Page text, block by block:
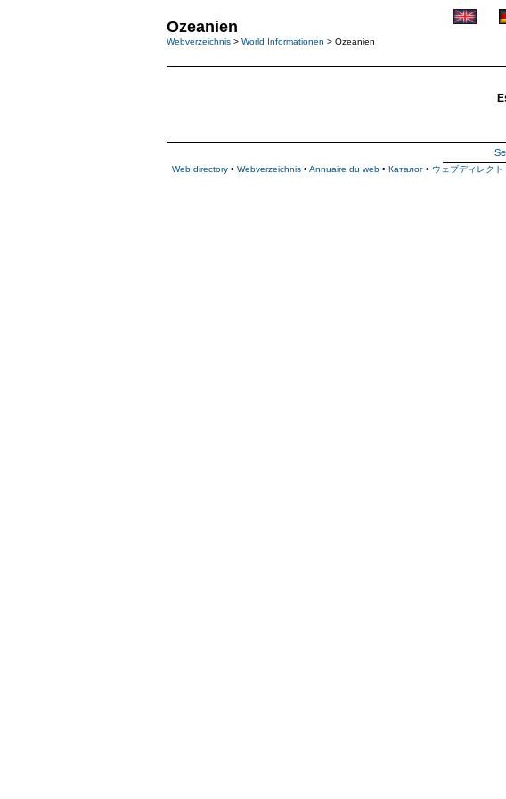
Ozeanien
Webverzeichnis > World Informationen > Ozeanien
Web directory • Webverzeichnis • Annuaire du web • Каталог • ウェブディレクト